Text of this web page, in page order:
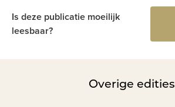
Is deze publicatie moeilijk
leesbaar?
Overige edities